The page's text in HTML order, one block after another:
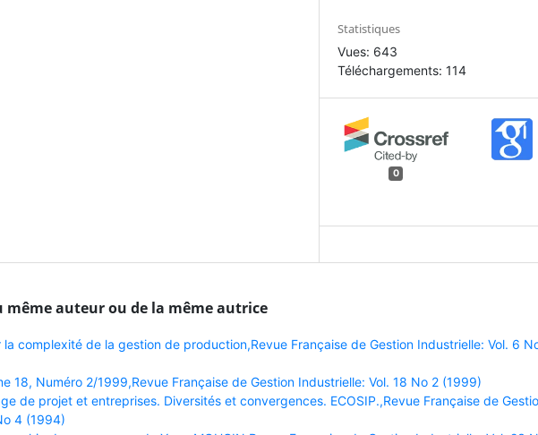
Statistiques
Vues: 643
Téléchargements: 114
0
même auteur ou de la même autrice
la complexité de la gestion de production,Revue Française de Gestion Industrielle: Vol. 6
18, Numéro 2/1999,Revue Française de Gestion Industrielle: Vol. 18 No 2 (1999)
de projet et entreprises. Diversités et convergences. ECOSIP.,Revue Française de
4 (1994)